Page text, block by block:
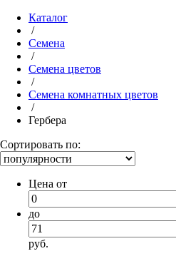
Каталог
/
Семена
/
Семена цветов
/
Семена комнатных цветов
/
Гербера
Сортировать по:
Цена от
до
руб.